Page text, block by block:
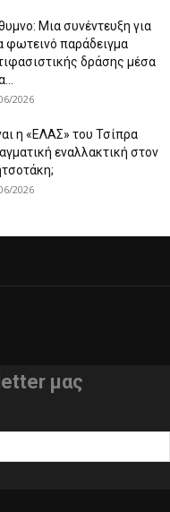
Μια συνέντευξη για
φωτεινό παράδειγμα
δράσης μέσα
2026
η «ΕΛΑΣ» του Τσίπρα
εναλλακτική στον
2026
μας